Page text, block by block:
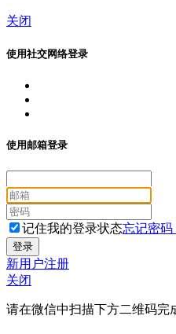
关闭
使用社交网络登录
使用邮箱登录
记住我的登录状态忘记密码
新用户注册
关闭
请在微信中扫描下方二维码完